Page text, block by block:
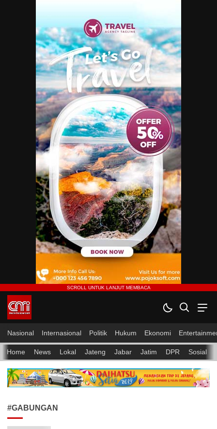
CMI News
Berani, Integritas dan Loyalitas
Nasional Internasional Politik Hukum Ekonomi
Home News Lokal Jateng Jabar Jatim DPR Sosial
#GABUNGAN